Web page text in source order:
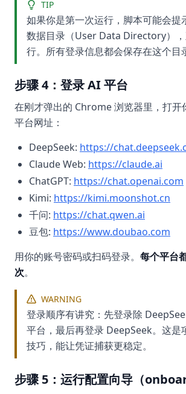
TIP
如果你是第一次运行，脚本可能会提
数据目录（User Data Directory）
行。所有登录信息都会保存在这个目
步骤 4：登录 AI 平台
在刚才弹出的 Chrome 浏览器里，打开
平台网址：
DeepSeek: https://
Claude Web: https://claude.ai
ChatGPT: https://chat.openai.com
Kimi: https://kimi.moonshot.cn
千问: https://chat.qwen.ai
豆包: https://www.doubao.com
用你的账号密码或扫码登录。 每个平台
次。
WARNING
登录顺序有讲究：先登录除
平台，最后再登录 DeepSeek。这是
技巧，能让凭证捕获更稳定。
步骤 5：运行配置向导（